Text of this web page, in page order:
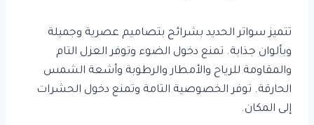
تتميز سواتر الحديد بشرائح بتصاميم عصرية وجميلة
وبألوان جذابة. تمنع دخول الضوء وتوفر العزل التام
والمقاومة للرياح والأمطار والرطوبة وأشعة الشمس
الحارقة. توفر الخصوصية التامة وتمنع دخول الحشرات
إلى المكان.